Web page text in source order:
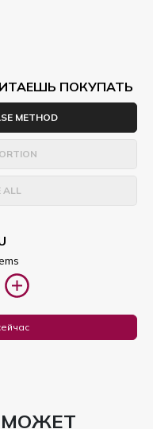
ПОКУПАТЬ
METHOD